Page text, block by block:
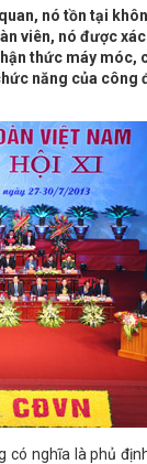
nó tồn tại
viên, nó được
thức máy móc,
năng của công
có nghĩa là phủ